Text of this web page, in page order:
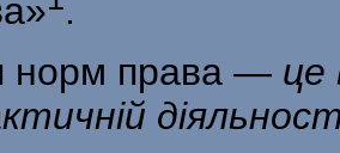
.
норм права — це